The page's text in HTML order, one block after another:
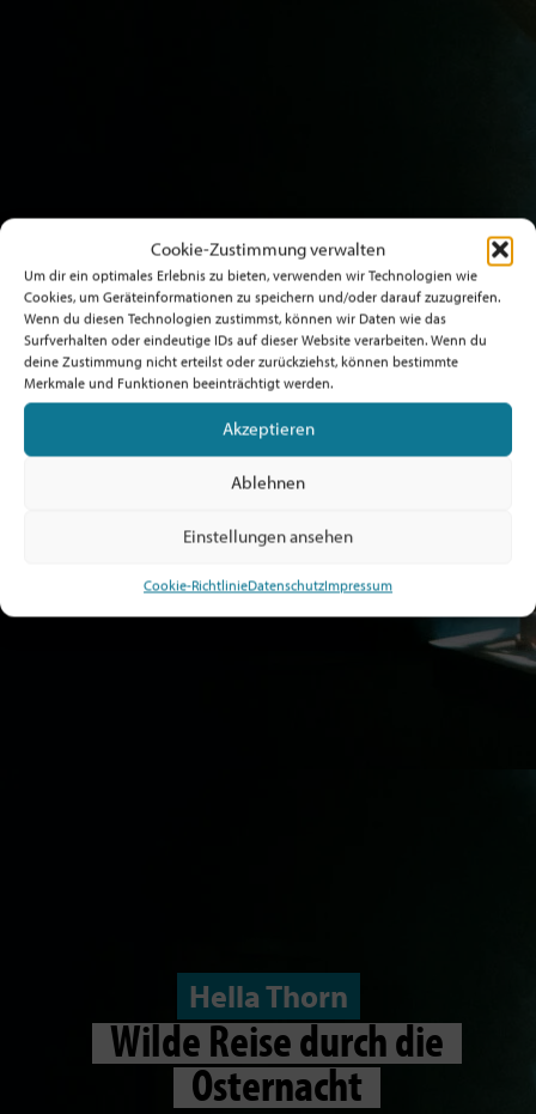
Cookie-Zustimmung verwalten
Um dir ein optimales Erlebnis zu bieten, verwenden wir Technologien wie
Cookies, um Geräteinformationen zu speichern und/oder darauf zuzugreifen.
Wenn du diesen Technologien zustimmst, können wir Daten wie das
Surfverhalten oder eindeutige IDs auf dieser Website verarbeiten. Wenn du
deine Zustimmung nicht erteilst oder zurückziehst, können bestimmte
Merkmale und Funktionen beeinträchtigt werden.
Akzeptieren
Ablehnen
Einstellungen ansehen
Cookie-RichtlinieDatenschutzImpressum
Hella Thorn
Wilde Reise durch die
Osternacht